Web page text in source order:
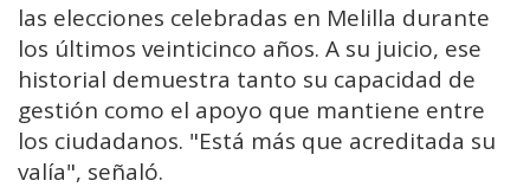
las elecciones celebradas en Melilla durante
los últimos veinticinco años. A su juicio, ese
historial demuestra tanto su capacidad de
gestión como el apoyo que mantiene entre
los ciudadanos. "Está más que acreditada su
valía", señaló.